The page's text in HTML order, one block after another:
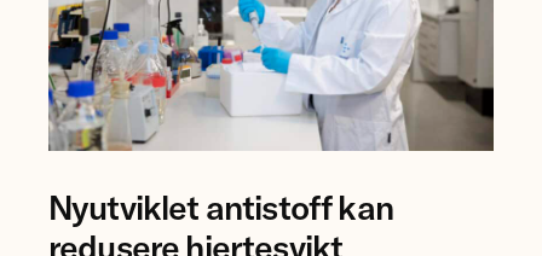
Anna
Karisdotter
Nyutviklet antistoff kan
redusere hjertesvikt